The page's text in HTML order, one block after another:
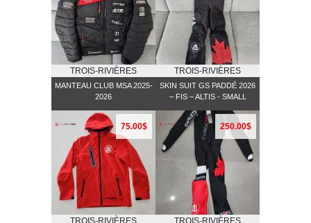
TROIS-RIVIÈRES
MANTEAU CLUB MSA 2025-
2026
TROIS-RIVIÈRES
SKIN SUIT GS PADDÉ 2026
– FIS – ALTIS - SMALL
75.00$ 250.00$